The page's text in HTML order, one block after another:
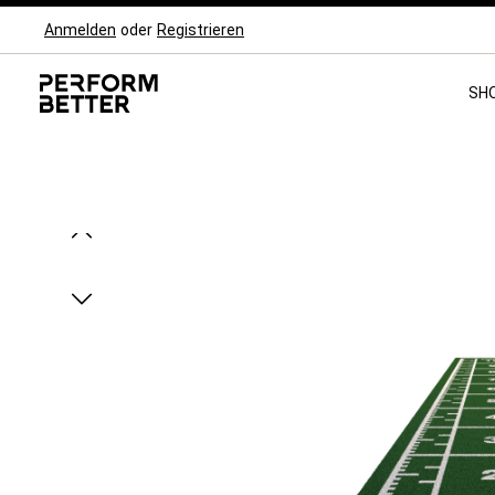
Hauptnavigation springen
Anmelden oder Registrieren
Bildergalerie überspringen